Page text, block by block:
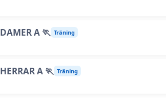
DAMER A 🏃 Träning
HERRAR A 🏃 Träning